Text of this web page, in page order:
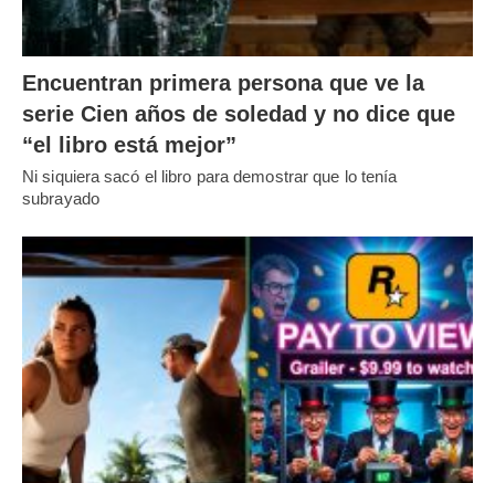
Encuentran primera persona que ve la
serie Cien años de soledad y no dice que
“el libro está mejor”
Ni siquiera sacó el libro para demostrar que lo tenía
subrayado